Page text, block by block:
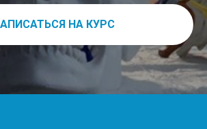
НА КУРС